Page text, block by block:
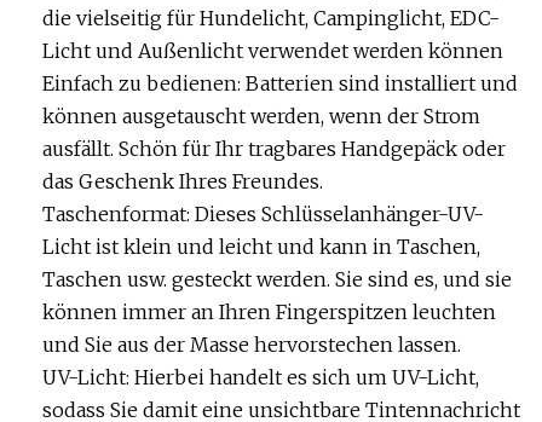
die vielseitig für Hundelicht, Campinglicht, EDC-
Licht und Außenlicht verwendet werden können
Einfach zu bedienen: Batterien sind installiert und
können ausgetauscht werden, wenn der Strom
ausfällt. Schön für Ihr tragbares Handgepäck oder
das Geschenk Ihres Freundes.
Taschenformat: Dieses Schlüsselanhänger-UV-
Licht ist klein und leicht und kann in Taschen,
Taschen usw. gesteckt werden. Sie sind es, und sie
können immer an Ihren Fingerspitzen leuchten
und Sie aus der Masse hervorstechen lassen.
UV-Licht: Hierbei handelt es sich um UV-Licht,
sodass Sie damit eine unsichtbare Tintennachricht